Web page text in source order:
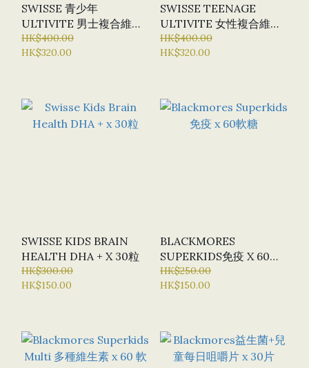
SWISSE 青少年
ULTIVITE 男士複合維生
素 X 60 片
HK$400.00
HK$320.00
SWISSE TEENAGE
ULTIVITE 女性複合維生
素 X 60 片
HK$400.00
HK$320.00
SWISSE KIDS BRAIN
HEALTH DHA + X 30粒
HK$300.00
HK$150.00
BLACKMORES
SUPERKIDS免疫 X 60軟
糖
HK$250.00
HK$150.00